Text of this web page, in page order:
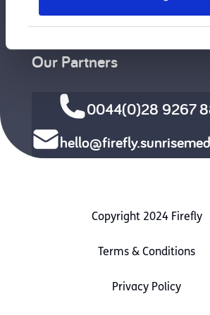
Funding / Ordering
Our Partners
0044(0)28 9267
Copyright 2024 Firefly
Terms & Conditions
Privacy Policy